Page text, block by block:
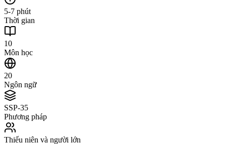
5-7 phút
Thời gian
10
Môn học
20
Ngôn ngữ
SSP-35
Phương pháp
Thiếu niên và người lớn